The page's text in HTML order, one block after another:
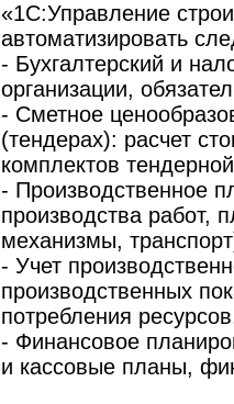
«1С:Управление
автоматизировать
- Бухгалтерский и
организации,
- Сметное
(тендерах): расчет
комплектов
- Производственное
производства работ,
механизмы,
- Учет
производственных
потребления
- Финансовое
и кассовые планы,